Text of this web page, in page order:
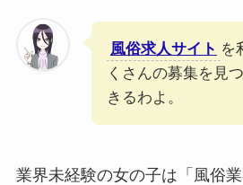
風俗求人サイト を
くさんの募集を見
きるわよ。
業界未経験の女の子は「風俗